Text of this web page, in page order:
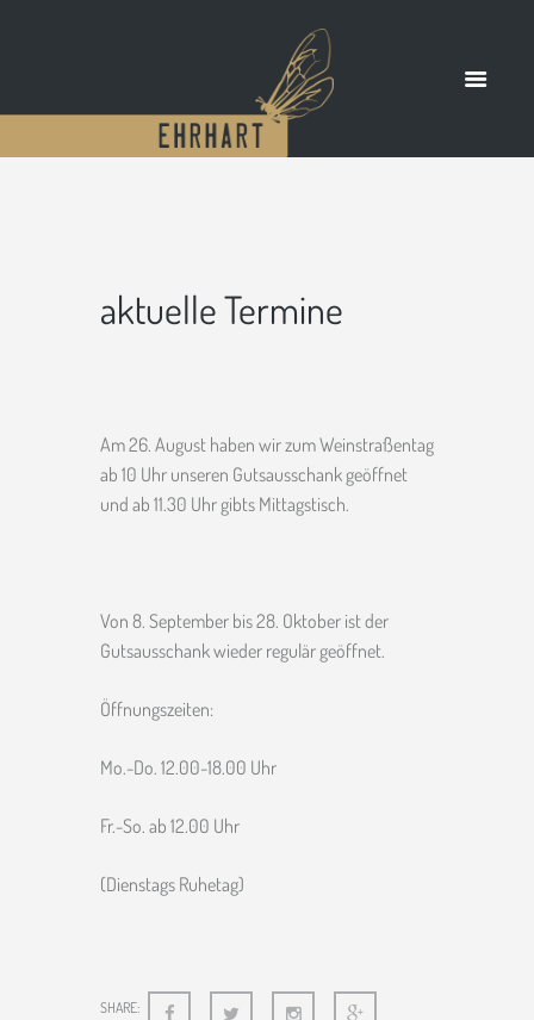
aktuelle Termine
Am 26. August haben wir zum Weinstraßentag
ab 10 Uhr unseren Gutsausschank geöffnet
und ab 11.30 Uhr gibts Mittagstisch.
Von 8. September bis 28. Oktober ist der
Gutsausschank wieder regulär geöffnet.
Öffnungszeiten:
Mo.-Do. 12.00-18.00 Uhr
Fr.-So. ab 12.00 Uhr
(Dienstags Ruhetag)
SHARE: